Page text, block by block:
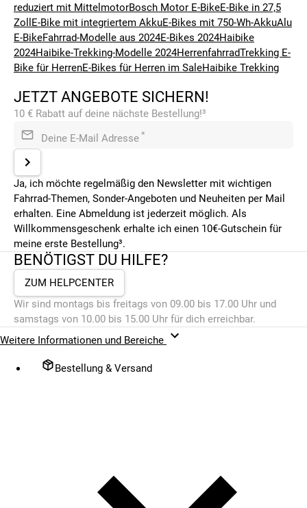
reduziert mit MittelmotorBosch Motor E-BikeE-Bike in 27,5
Zoll E-Bike mit integriertem AkkuE-Bikes mit 750-Wh-AkkuAlu
E-BikeFahrrad-Modelle aus 2024E-Bikes 2024Haibike
2024Haibike-Trekking-Modelle 2024HerrenfahrradTrekking E-
Bike für HerrenE-Bikes für Herren im SaleHaibike Trekking
JETZT ANGEBOTE SICHERN!
10 € Rabatt auf deine nächste Bestellung!³
Deine E-Mail Adresse *
Ja, ich möchte regelmäßig den Newsletter mit wichtigen
Fahrrad-Themen, Sonder-Angeboten und Neuheiten per Mail
erhalten. Eine Abmeldung ist jederzeit möglich. Als
Willkommensgeschenk erhalte ich einen 10€-Gutschein für
meine erste Bestellung³.
BENÖTIGST DU HILFE?
ZUM HELPCENTER
Wir sind montags bis freitags von 09.00 bis 17.00 Uhr und
samstags von 10.00 bis 15.00 Uhr für dich erreichbar.
Weitere Informationen und Bereiche
Bestellung & Versand